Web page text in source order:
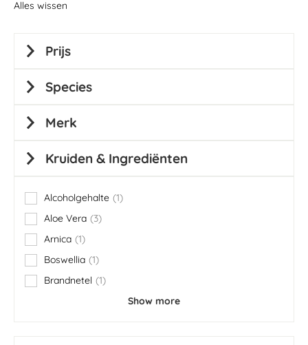
Alles wissen
Prijs
Species
Merk
Kruiden & Ingrediënten
Alcoholgehalte 1
item
Aloe Vera
3
items
Arnica 1
item
Boswellia 1
item
Brandnetel
1
item
Show more